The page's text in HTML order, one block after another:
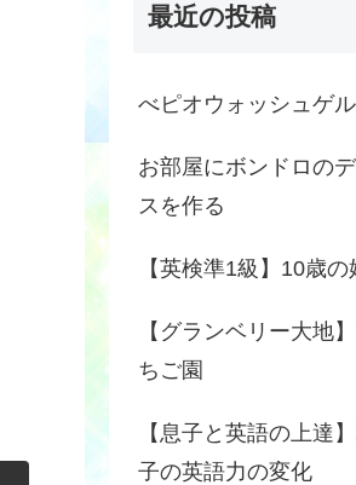
最近の投稿
べピオウォッシュゲ
お部屋にボンドロの
スを作る
【英検準1級】10歳
【グランベリー大地
ちご園
【息子と英語の上達
子の英語力の変化